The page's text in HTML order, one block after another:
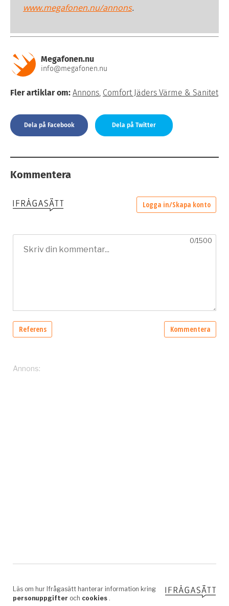
www.megafonen.nu/annons.
Megafonen.nu
info@megafonen.nu
Fler artiklar om: Annons, Comfort Jäders Värme & Sanitet
Dela på Facebook Dela på Twitter
Kommentera